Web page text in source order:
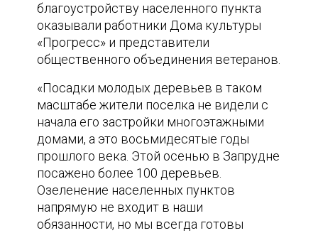
благоустройству населенного пункта
оказывали работники Дома культуры
«Прогресс» и представители
общественного объединения ветеранов.
«Посадки молодых деревьев в таком
масштабе жители поселка не видели с
начала его застройки многоэтажными
домами, а это восьмидесятые годы
прошлого века. Этой осенью в Запрудне
посажено более 100 деревьев.
Озеленение населенных пунктов
напрямую не входит в наши
обязанности, но мы всегда готовы